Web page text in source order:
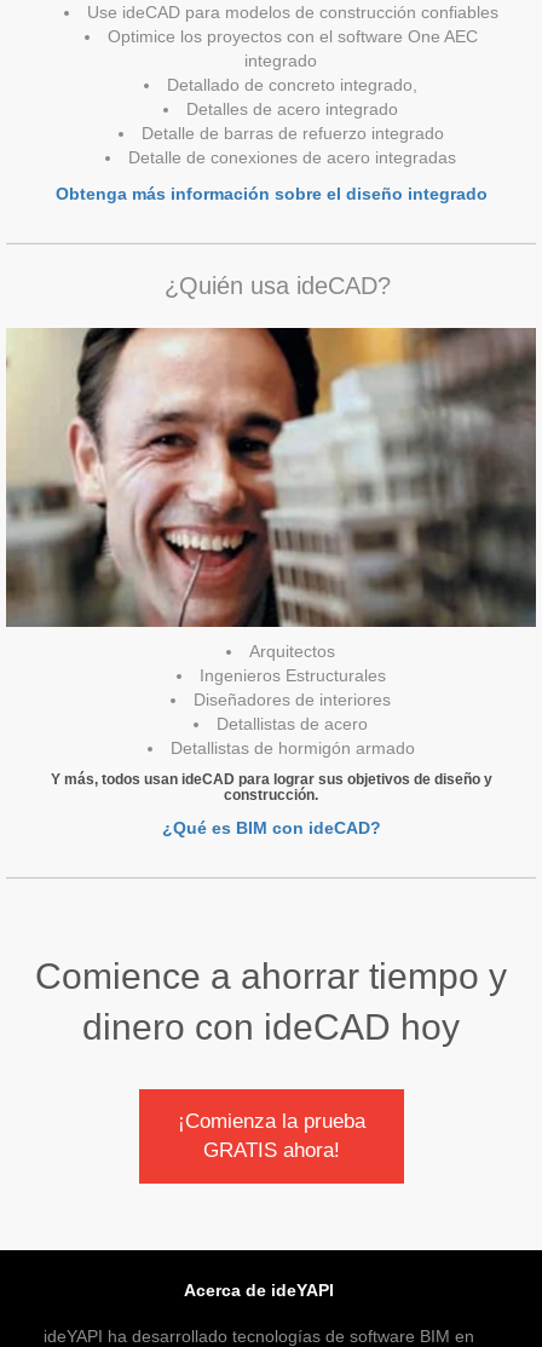
Use ideCAD para modelos de construcción confiables
Optimice los proyectos con el software One AEC
integrado
Detallado de concreto integrado,
Detalles de acero integrado
Detalle de barras de refuerzo integrado
Detalle de conexiones de acero integradas
Obtenga más información sobre el diseño integrado
¿Quién usa ideCAD?
Arquitectos
Ingenieros Estructurales
Diseñadores de interiores
Detallistas de acero
Detallistas de hormigón armado
Y más, todos usan ideCAD para lograr sus objetivos de diseño y
construcción.
¿Qué es BIM con ideCAD?
Comience a ahorrar tiempo y
dinero con ideCAD hoy
¡Comienza la prueba
GRATIS ahora!
Acerca de ideYAPI
ideYAPI ha desarrollado tecnologías de software BIM en